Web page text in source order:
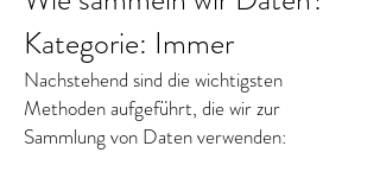
Kategorie: Immer
Nachstehend sind die wichtigsten
Methoden aufgeführt, die wir zur
Sammlung von Daten verwenden: